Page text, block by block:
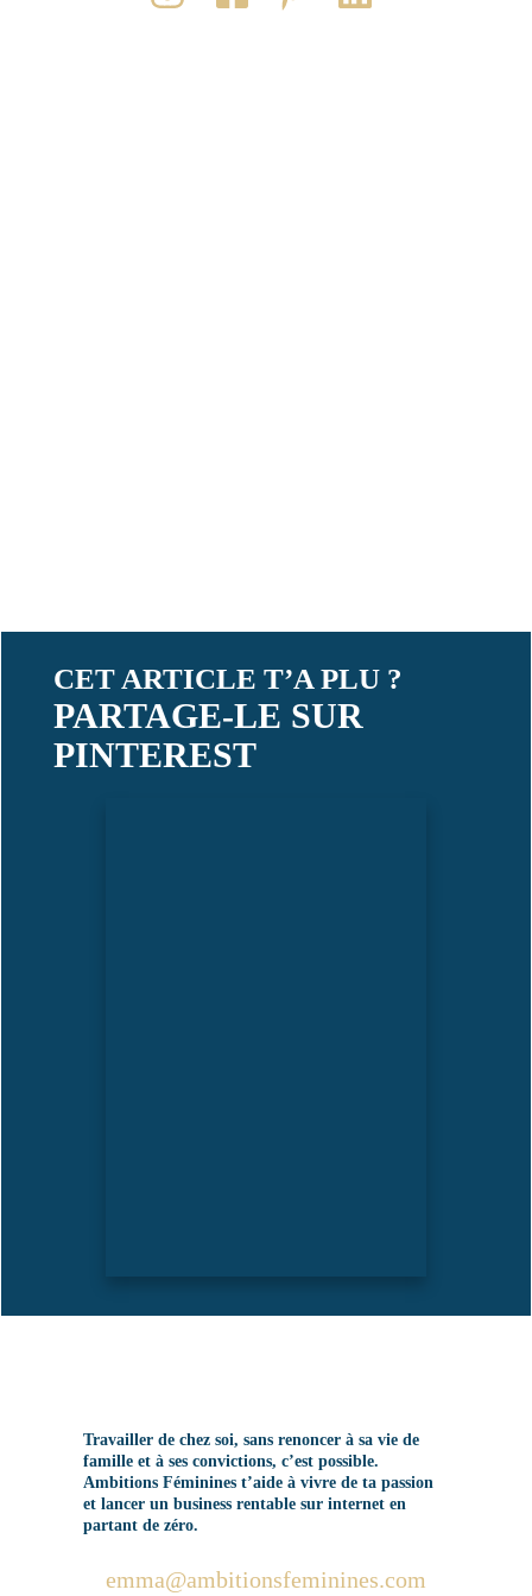
CET ARTICLE T’A PLU ?
PARTAGE-LE SUR
PINTEREST
Travailler de chez soi, sans renoncer à sa vie de
famille et à ses convictions, c’est possible.
Ambitions Féminines t’aide à vivre de ta passion
et lancer un business rentable sur internet en
partant de zéro.
emma@ambitionsfeminines.com